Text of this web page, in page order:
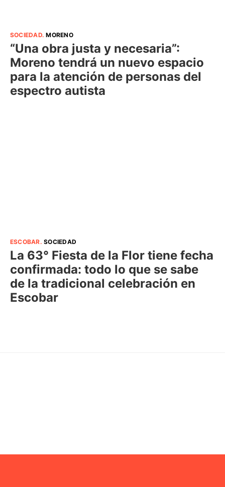
SOCIEDAD.MORENO
“Una obra justa y necesaria”:
Moreno tendrá un nuevo espacio
para la atención de personas del
espectro autista
ESCOBAR.SOCIEDAD
La 63° Fiesta de la Flor tiene fecha
confirmada: todo lo que se sabe
de la tradicional celebración en
Escobar